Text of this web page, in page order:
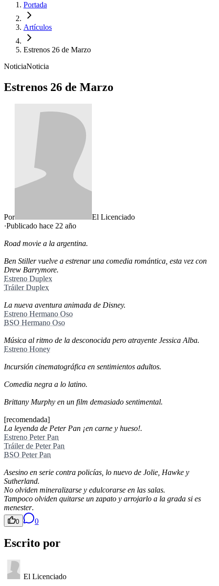
Portada
Artículos
Estrenos 26 de Marzo
NoticiaNoticia
Estrenos 26 de Marzo
Por
El Licenciado
·Publicado hace 22 año
Road movie a la argentina.
Ben Stiller vuelve a estrenar una comedia romántica, esta vez con
Drew Barrymore.
Estreno Duplex
Tráiler Duplex
La nueva aventura animada de Disney.
Estreno Hermano Oso
BSO Hermano Oso
Música al ritmo de la desconocida pero atrayente Jessica Alba.
Estreno Honey
Incursión cinematográfica en sentimientos adultos.
Comedia negra a lo latino.
Brittany Murphy en un film demasiado sentimental.
[recomendada]
La leyenda de Peter Pan ¡en carne y hueso!.
Estreno Peter Pan
Tráiler de Peter Pan
BSO Peter Pan
Asesino en serie contra policías, lo nuevo de Jolie, Hawke y
Sutherland.
No olviden mineralizarse y edulcorarse en las salas.
Tampoco olviden quitarse un zapato y arrojarlo a la grada si es
menester.
0 0
Escrito por
El Licenciado